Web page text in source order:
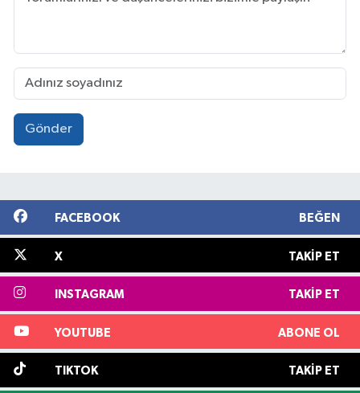
Gönder
FACEBOOK BEĞEN
X TAKIP ET
INSTAGRAM TAKIP ET
YOUTUBE ABONE OL
TIKTOK TAKIP ET